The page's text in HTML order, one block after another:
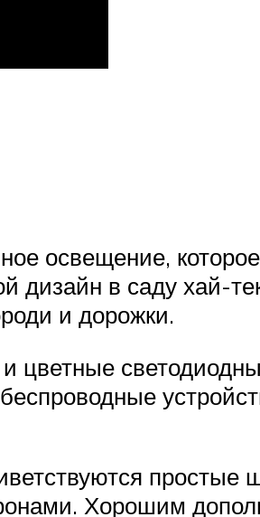
освещение,
в саду хай-
и дорожки.
Хорошим